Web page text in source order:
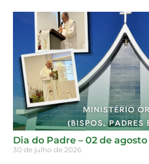
Dia do Padre – 02 de agosto
30 de julho de 2026